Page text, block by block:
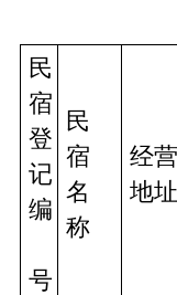
民
宿
登
记
编
号
民
宿
名
称
经营
地址